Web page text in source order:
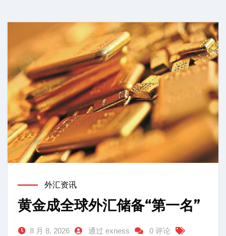
外汇资讯
黄金成全球外汇储备“第一名”
8 月 8, 2026 通过 exness
0 评论